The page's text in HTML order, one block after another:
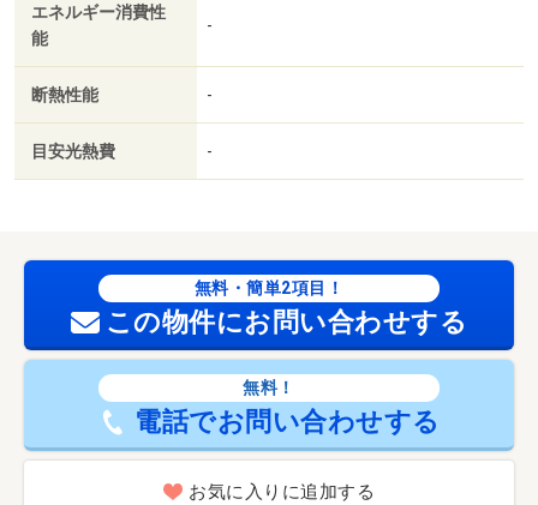
エネルギー消費性
能
-
断熱性能 -
目安光熱費 -
無料・簡単2項目！
この物件にお問い合わせする
無料！
電話でお問い合わせする
お気に入りに追加する